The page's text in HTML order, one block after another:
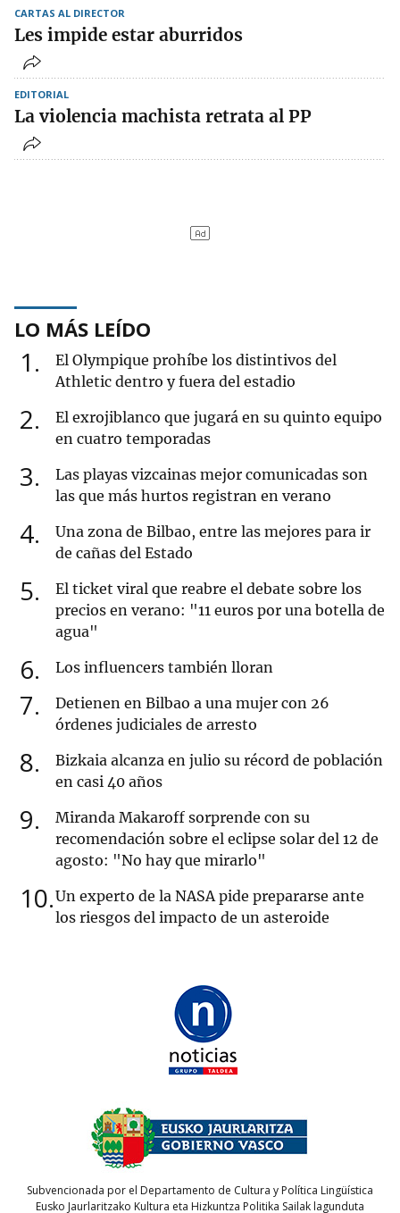
CARTAS AL DIRECTOR
Les impide estar aburridos
EDITORIAL
La violencia machista retrata al PP
LO MÁS LEÍDO
1
El Olympique prohíbe los distintivos del
Athletic dentro y fuera del estadio
2
El exrojiblanco que jugará en su quinto equipo
en cuatro temporadas
3
Las playas vizcainas mejor comunicadas son
las que más hurtos registran en verano
4
Una zona de Bilbao, entre las mejores para ir
de cañas del Estado
5
El ticket viral que reabre el debate sobre los
precios en verano: "11 euros por una botella de
agua"
6 Los influencers también lloran
7
Detienen en Bilbao a una mujer con 26
órdenes judiciales de arresto
8
Bizkaia alcanza en julio su récord de población
en casi 40 años
9
Miranda Makaroff sorprende con su
recomendación sobre el eclipse solar del 12 de
agosto: "No hay que mirarlo"
10 Un experto de la NASA pide prepararse ante
los riesgos del impacto de un asteroide
Subvencionada por el Departamento de Cultura y Política Lingüística
Eusko Jaurlaritzako Kultura eta Hizkuntza Politika Sailak lagunduta